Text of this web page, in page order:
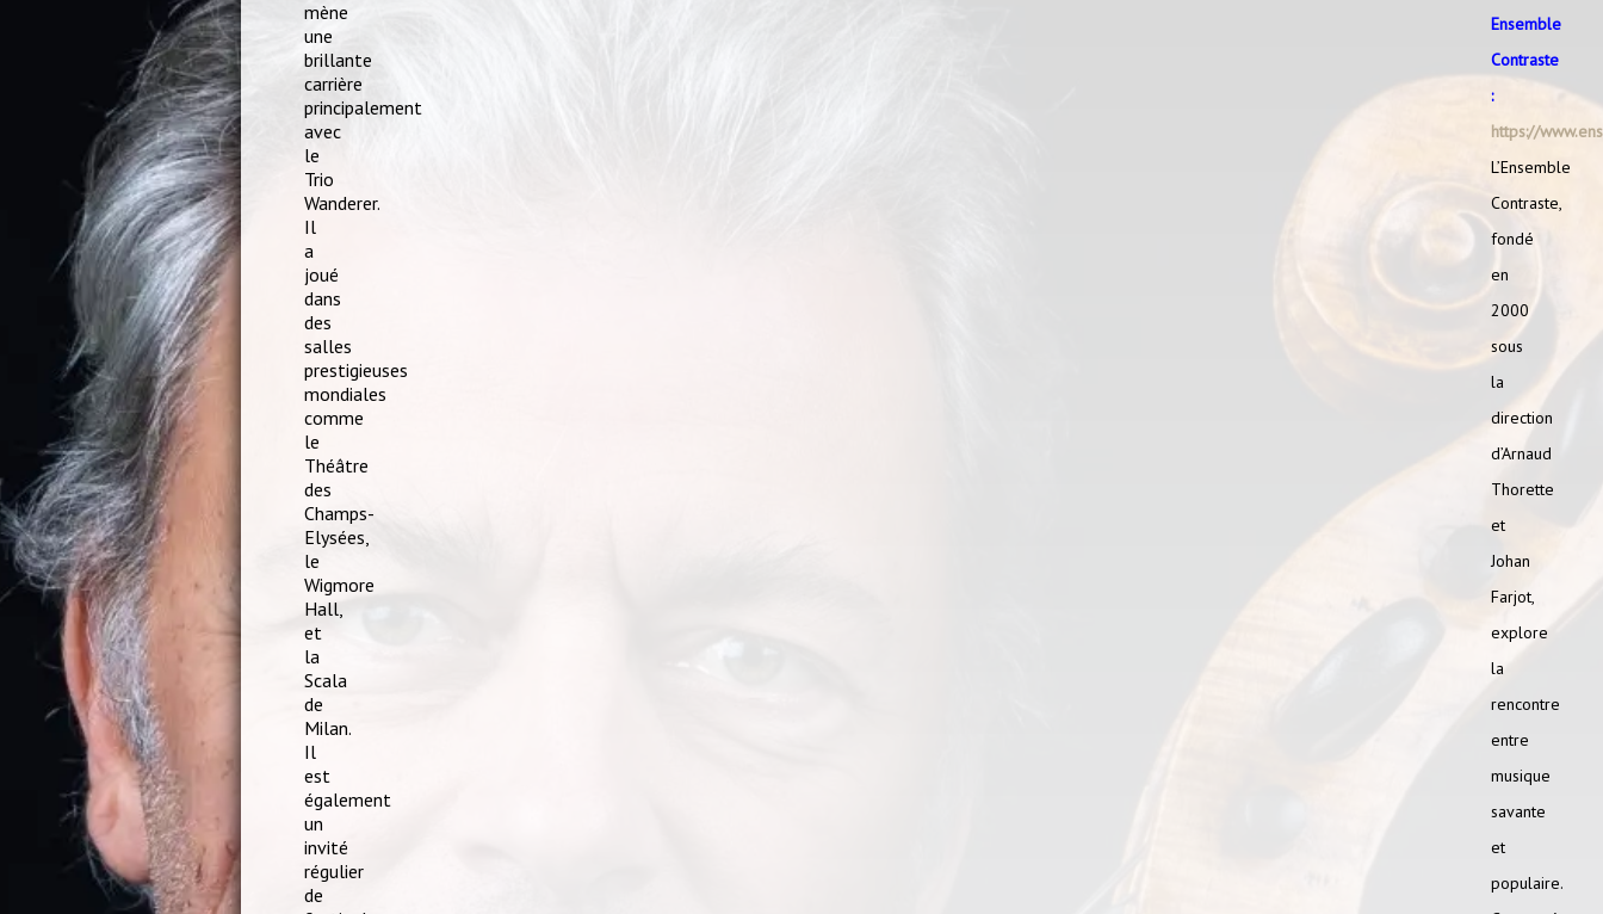
mène
une
brillante
carrière
principalement
avec
le
Trio
Wanderer.
Il
a
joué
dans
des
salles
prestigieuses
mondiales
comme
le
Théâtre
des
Champs-
Elysées,
le
Wigmore
Hall,
et
la
Scala
de
Milan.
Il
est
également
un
invité
régulier
de
Ensemble
Contraste
:
https://
L’Ensemble
Contraste,
fondé
en
2000
sous
la
direction
d’Arnaud
Thorette
et
Johan
Farjot,
explore
la
rencontre
entre
musique
savante
et
populaire.